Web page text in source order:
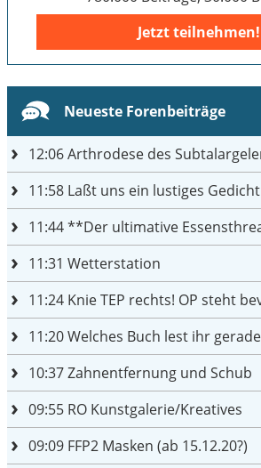
Jetzt teilnehmen!
Neueste Forenbeiträge
12:06Arthrodese des
11:58 Laßt uns ein lustiges Gedicht
11:44**Der ultimative
11:31 Wetterstation
11:24 Knie TEP rechts! OP steht
11:20Welches Buch lest ihr
10:37Zahnentfernung und Schub
09:55 RO Kunstgalerie/Kreatives
09:09 FFP2 Masken (ab 15.12.20?)